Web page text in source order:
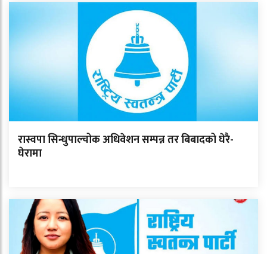
रास्वपा सिन्धुपाल्चोक अधिवेशन सम्पन्न तर बिबादको घेरै-
घेरामा